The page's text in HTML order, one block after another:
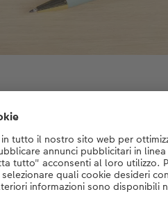
Creazione:
Scegli un bordo bianco o
colorato.